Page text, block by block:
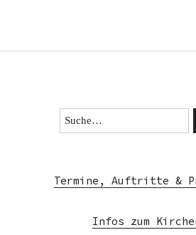
Termine, Auftritte &
Infos zum